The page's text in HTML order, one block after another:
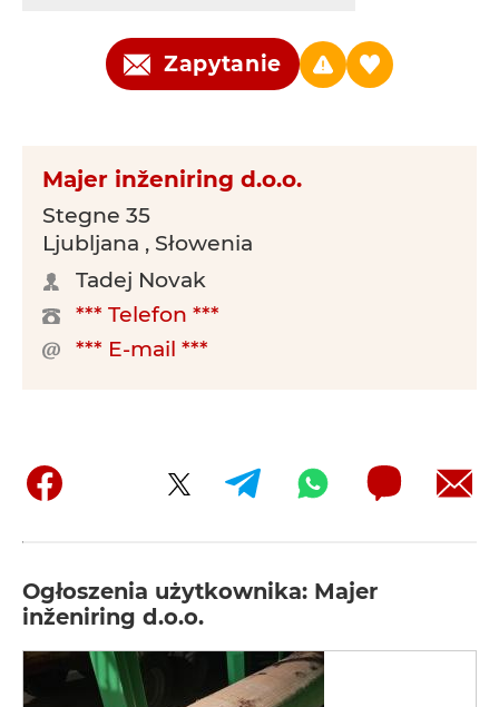
Zapytanie
Majer inženiring d.o.o.
Stegne 35
Ljubljana , Słowenia
Tadej Novak
*** Telefon ***
*** E-mail ***
Ogłoszenia użytkownika: Majer
inženiring d.o.o.